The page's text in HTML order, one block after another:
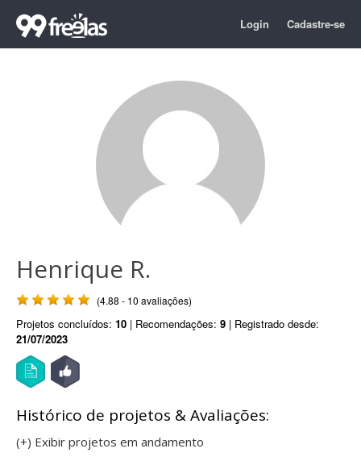
Login Cadastre-se
Henrique R.
(4.88 - 10 avaliações)
Projetos concluídos: 10 | Recomendações: 9 | Registrado desde:
21/07/2023
Histórico de projetos & Avaliações:
(+) Exibir projetos em andamento